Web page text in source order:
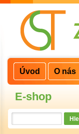
E-shop
Úvod O nás